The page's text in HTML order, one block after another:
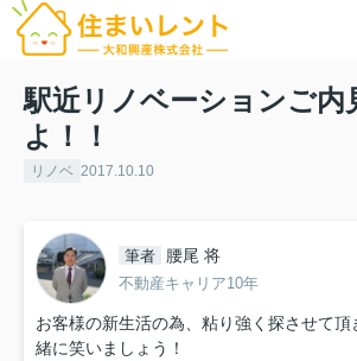
駅近リノベーションご内
よ！！
リノベ 2017.10.10
筆者 腰尾 将
不動産キャリア10年
お客様の新生活の為、粘り強く探させて
緒に笑いましょう！